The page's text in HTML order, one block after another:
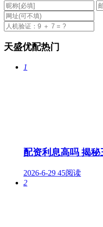
天盛优配热门
1
配资利息高吗 揭
2026-6-29 45阅读
2